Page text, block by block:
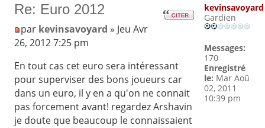
Re: Euro 2012
par kevinsavoyard » Jeu Avr
26, 2012 7:25 pm
En tout cas cet euro sera intéressant
pour superviser des bons joueurs car
dans un euro, il y en a qu'on ne connait
pas forcement avant! regardez Arshavin
je doute que beaucoup le connaissaient
kevinsavoyard
Gardien
Messages:
170
Enregistré
le: Mar Aoû
02, 2011
10:39 pm